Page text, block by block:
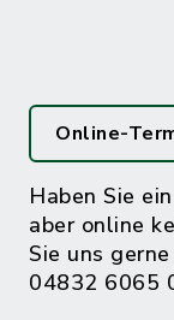
Online-
Haben Sie
aber online
Sie uns
04832 6065